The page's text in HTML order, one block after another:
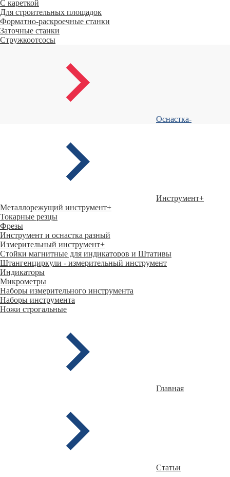
С кареткой
Для строительных площадок
Форматно-раскроечные станки
Заточные станки
Стружкоотсосы
Оснастка-
Инструмент+
Металлорежущий инструмент+
Токарные резцы
Фрезы
Инструмент и оснастка разный
Измерительный инструмент+
Стойки магнитные для индикаторов и Штативы
Штангенциркули - измерительный инструмент
Индикаторы
Микрометры
Наборы измерительного инструмента
Наборы инструмента
Ножи строгальные
Главная
Статьи